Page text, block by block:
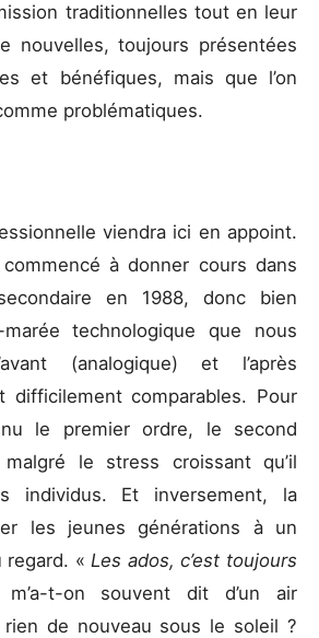
traditionnelles tout en leur
nouvelles, toujours présentées
et bénéfiques, mais que l’on
problématiques.
viendra ici en appoint.
à donner cours dans
secondaire en 1988, donc bien
technologique que nous
(analogique) et l’après
difficilement comparables. Pour
le premier ordre, le second
le stress croissant qu’il
individus. Et inversement, la
les jeunes générations à un
« Les ados, c’est toujours
m’a-t-on souvent dit d’un air
de nouveau sous le soleil ?